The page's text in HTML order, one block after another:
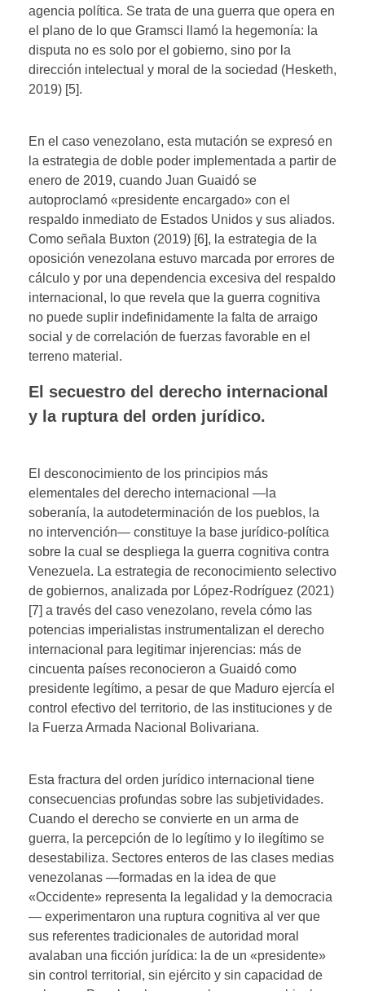
agencia política. Se trata de una guerra que opera en
el plano de lo que Gramsci llamó la hegemonía: la
disputa no es solo por el gobierno, sino por la
dirección intelectual y moral de la sociedad (Hesketh,
2019) [5].
En el caso venezolano, esta mutación se expresó en
la estrategia de doble poder implementada a partir de
enero de 2019, cuando Juan Guaidó se
autoproclamó «presidente encargado» con el
respaldo inmediato de Estados Unidos y sus aliados.
Como señala Buxton (2019) [6], la estrategia de la
oposición venezolana estuvo marcada por errores de
cálculo y por una dependencia excesiva del respaldo
internacional, lo que revela que la guerra cognitiva
no puede suplir indefinidamente la falta de arraigo
social y de correlación de fuerzas favorable en el
terreno material.
El secuestro del derecho internacional
y la ruptura del orden jurídico.
El desconocimiento de los principios más
elementales del derecho internacional —la
soberanía, la autodeterminación de los pueblos, la
no intervención— constituye la base jurídico-política
sobre la cual se despliega la guerra cognitiva contra
Venezuela. La estrategia de reconocimiento selectivo
de gobiernos, analizada por López-Rodríguez (2021)
[7] a través del caso venezolano, revela cómo las
potencias imperialistas instrumentalizan el derecho
internacional para legitimar injerencias: más de
cincuenta países reconocieron a Guaidó como
presidente legítimo, a pesar de que Maduro ejercía el
control efectivo del territorio, de las instituciones y de
la Fuerza Armada Nacional Bolivariana.
Esta fractura del orden jurídico internacional tiene
consecuencias profundas sobre las subjetividades.
Cuando el derecho se convierte en un arma de
guerra, la percepción de lo legítimo y lo ilegítimo se
desestabiliza. Sectores enteros de las clases medias
venezolanas —formadas en la idea de que
«Occidente» representa la legalidad y la democracia
— experimentaron una ruptura cognitiva al ver que
sus referentes tradicionales de autoridad moral
avalaban una ficción jurídica: la de un «presidente»
sin control territorial, sin ejército y sin capacidad de